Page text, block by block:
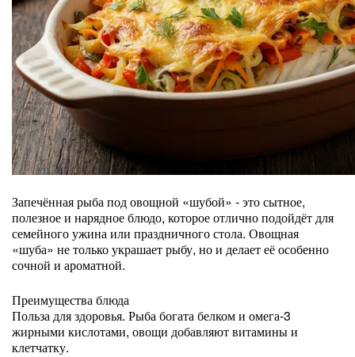
Запечённая рыба под овощной «шубой» - это сытное,
полезное и нарядное блюдо, которое отлично подойдёт для
семейного ужина или праздничного стола. Овощная
«шуба» не только украшает рыбу, но и делает её особенно
сочной и ароматной.
Преимущества блюда
Польза для здоровья. Рыба богата белком и омега-3
жирными кислотами, овощи добавляют витамины и
клетчатку.